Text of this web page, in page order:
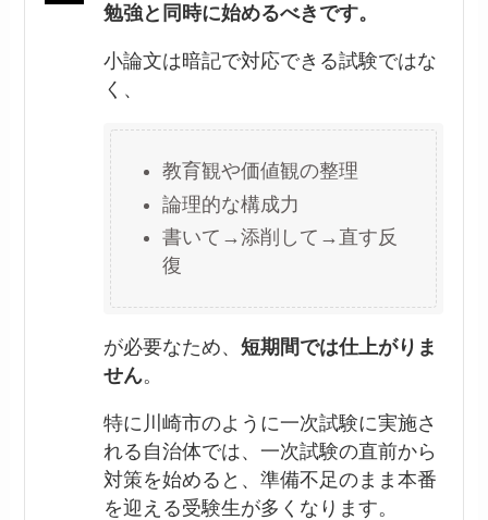
勉強と同時に始めるべきです。
小論文は暗記で対応できる試験ではな
く、
教育観や価値観の整理
論理的な構成力
書いて→添削して→直す反
復
が必要なため、短期間では仕上がりま
せん。
特に川崎市のように一次試験に実施さ
れる自治体では、一次試験の直前から
対策を始めると、準備不足のまま本番
を迎える受験生が多くなります。